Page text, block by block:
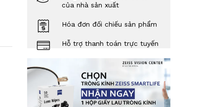
của nhà sản xuất
Hóa đơn đối chiếu sản phẩm
Hỗ trợ thanh toán trực tuyến